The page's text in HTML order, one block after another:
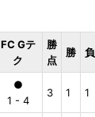
FC Gテ
ク
勝
点
勝 負
●
1 - 4
3 1 1